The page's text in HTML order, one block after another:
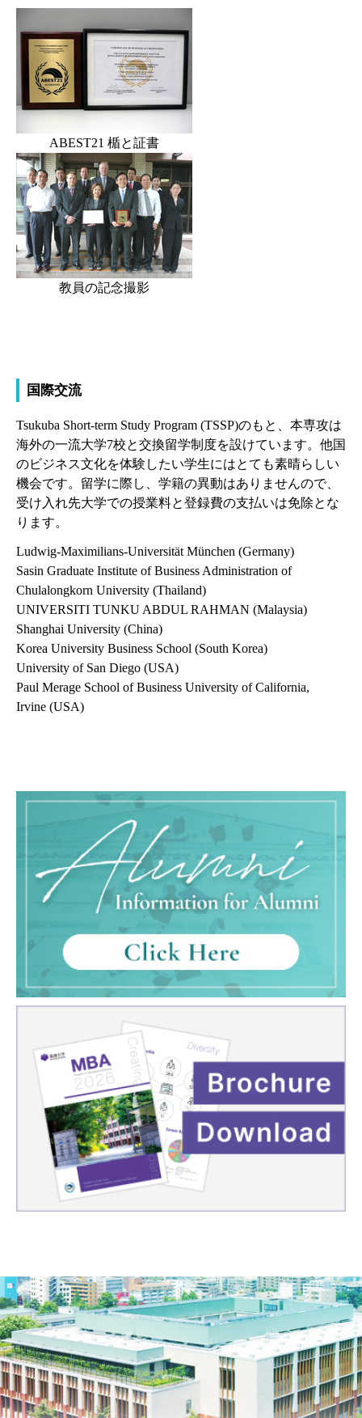
ABEST21 楯と証書
教員の記念撮影
国際交流
Tsukuba Short-term Study Program (TSSP)のもと、本専攻は
海外の一流大学7校と交換留学制度を設けています。他国
のビジネス文化を体験したい学生にはとても素晴らしい
機会です。留学に際し、学籍の異動はありませんので、
受け入れ先大学での授業料と登録費の支払いは免除とな
ります。
Ludwig-Maximilians-Universität München (Germany)
Sasin Graduate Institute of Business Administration of
Chulalongkorn University (Thailand)
UNIVERSITI TUNKU ABDUL RAHMAN (Malaysia)
Shanghai University (China)
Korea University Business School (South Korea)
University of San Diego (USA)
Paul Merage School of Business University of California,
Irvine (USA)